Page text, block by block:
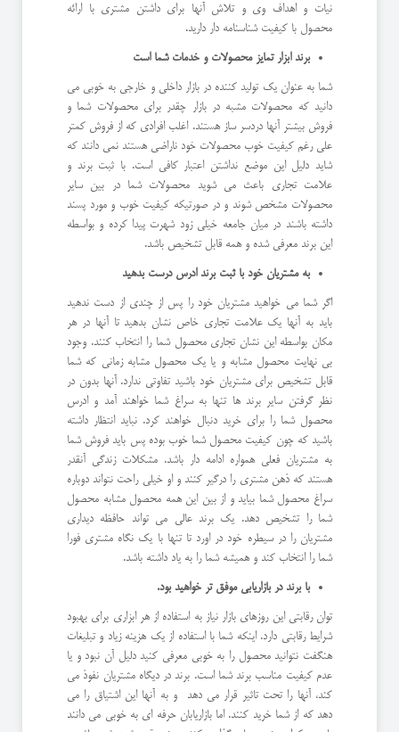
نیات و اهداف وی و تلاش آنها برای داشتن مشتری با ارائه
محصول با کیفیت شناسنامه دار دارید.
برند ابزار تمایز محصولات و خدمات شما است
شما به عنوان یک تولید کننده در بازار داخلی و خارجی به خوبی می
دانید که محصولات مشبه در بازار چقدر برای محصولات شما و
فروش بیشتر آنها دردسر ساز هستند. اغلب افرادی که از فروش کمتر
علی رغم کیفیت خوب محصولات خود ناراضی هستند نمی دانند که
شاید دلیل این موضع نداشتن اعتبار کافی است. با ثبت برند و
علامت تجاری باعث می شوید محصولات شما در بین سایر
محصولات مشخص شوند و در صورتیکه کیفیت خوب و مورد پسند
داشته باشند در میان جامعه خیلی زود شهرت پیدا کرده و بواسطه
این برند معرفی شده و همه قابل تشخیص باشد.
به مشتریان خود با ثبت برند ادرس درست بدهید
اگر شما می خواهید مشتریان خود را پس از چندی از دست ندهید
باید به آنها یک علامت تجاری خاص نشان بدهید تا آنها در هر
مکان بواسطه این نشان تجاری محصول شما را انتخاب کنند. وجود
بی نهایت محصول مشابه و یا یک محصول مشابه زمانی که شما
قابل تشخیص برای مشتریان خود باشید تفاوتی ندارد. آنها بدون در
نظر گرفتن سایر برند ها تنها به سراغ شما خواهند آمد و ادرس
محصول شما را برای خرید دنبال خواهند کرد. نباید انتظار داشته
باشید که چون کیفیت محصول شما خوب بوده پس باید فروش شما
به مشتریان فعلی همواره ادامه دار باشد. مشکلات زندگی آنقدر
هستند که ذهن مشتری را درگیر کنند و او خیلی راحت نتواند دوباره
سراغ محصول شما بیاید و از بین این همه محصول مشابه محصول
شما را تشخیص دهد. یک برند عالی می تواند حافظه دیداری
مشتریان را در سیطره خود در اورد تا تنها با یک نگاه مشتری فورا
شما را انتخاب کند و همیشه شما را به یاد داشته باشد.
با برند در بازاریابی موفق تر خواهید بود.
توان رقابتی این روزهای بازار نیاز به استفاده از هر ابزاری برای بهبود
شرایط رقابتی دارد. اینکه شما با استفاده از یک هزینه زیاد و تبلیغات
هنگفت نتوانید محصول را به خوبی معرفی کنید دلیل آن نبود و یا
عدم کیفیت مناسب برند شما است. برند در دیگاه مشتریان نفوذ می
کند، آنها را تحت تاثیر قرار می دهد و به آنها این اشتیاق را می
دهد که از شما خرید کنند. اما بازاریابان حرفه ای به خوبی می دانند